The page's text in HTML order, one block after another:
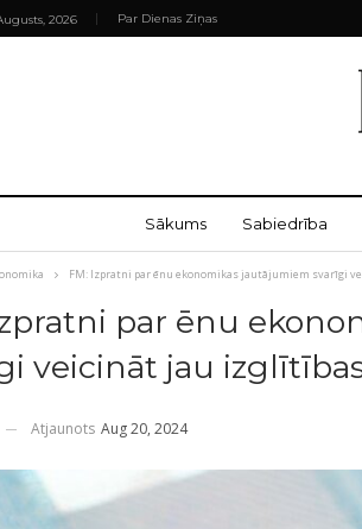
2026 Par Dienas Ziņas
Sākums Sabiedrība
FM: Izpratni par ēnu ekonomikas jautājumiem svarīgi
par ēnu
veicināt jau
Atjaunots Aug 20, 2024